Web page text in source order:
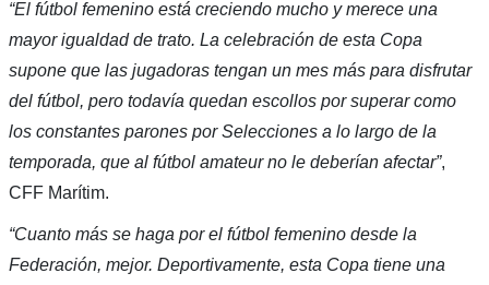
“El fútbol femenino está creciendo mucho y merece una
mayor igualdad de trato. La celebración de esta Copa
supone que las jugadoras tengan un mes más para disfrutar
del fútbol, pero todavía quedan escollos por superar como
los constantes parones por Selecciones a lo largo de la
temporada, que al fútbol amateur no le deberían afectar”,
CFF Marítim.
“Cuanto más se haga por el fútbol femenino desde la
Federación, mejor. Deportivamente, esta Copa tiene una